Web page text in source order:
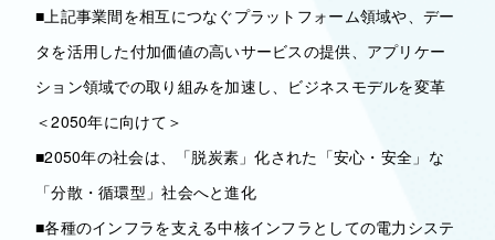
■上記事業間を相互につなぐプラットフォーム領域や、デー
タを活用した付加価値の高いサービスの提供、アプリケー
ション領域での取り組みを加速し、ビジネスモデルを変革
＜2050年に向けて＞
■2050年の社会は、「脱炭素」化された「安心・安全」な
「分散・循環型」社会へと進化
■各種のインフラを支える中核インフラとしての電力システ